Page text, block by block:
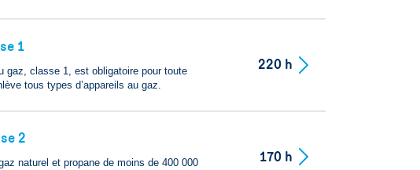
1
gaz, classe 1, est obligatoire pour toute
tous types d’appareils au gaz.
220 h
2
naturel et propane de moins de 400 000
170 h